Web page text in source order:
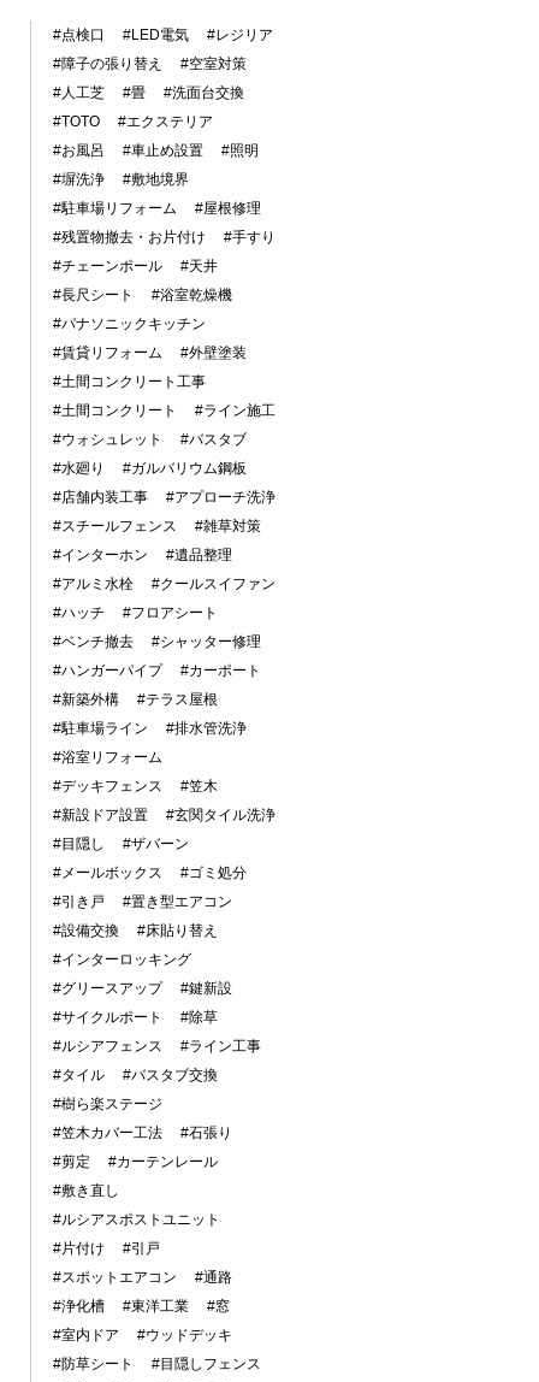
#点検口 #LED電気
#レジリア
#障子の張り替え
#空室対策
#人工芝
#畳
#洗面台交換
#TOTO
#エクステリア
#お風呂
#車止め設置
#照明
#塀洗浄
#敷地境界
#駐車場リフォーム
#屋根修理
#残置物撤去・お片付け
#手すり
#チェーンポール
#天井
#長尺シート
#浴室乾燥機
#パナソニックキッチン
#賃貸リフォーム
#外壁塗装
#土間コンクリート工事
#土間コンクリート
#ライン施工
#ウォシュレット
#バスタブ
#水廻り
#ガルバリウム鋼板
#店舗内装工事
#アプローチ洗浄
#スチールフェンス
#雑草対策
#インターホン
#遺品整理
#アルミ水栓
#クールスイファン
#ハッチ
#フロアシート
#ベンチ撤去
#シャッター修理
#ハンガーパイプ
#カーポート
#新築外構
#テラス屋根
#駐車場ライン
#排水管洗浄
#浴室リフォーム
#デッキフェンス
#笠木
#新設ドア設置
#玄関タイル洗浄
#目隠し
#ザバーン
#メールボックス
#ゴミ処分
#引き戸
#置き型エアコン
#設備交換
#床貼り替え
#インターロッキング
#グリースアップ
#鍵新設
#サイクルポート
#除草
#ルシアフェンス
#ライン工事
#タイル
#バスタブ交換
#樹ら楽ステージ
#笠木カバー工法
#石張り
#剪定
#カーテンレール
#敷き直し
#ルシアスポストユニット
#片付け
#引戸
#スポットエアコン
#通路
#浄化槽
#東洋工業
#窓
#室内ドア
#ウッドデッキ
#防草シート
#目隠しフェンス